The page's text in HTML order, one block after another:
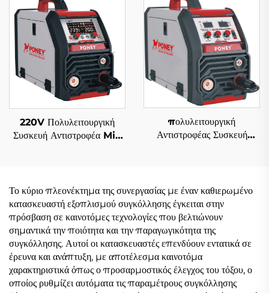
συνεργικό σύστημα
LCD, συγκερασμένο
μηχάνημα συγκόλλησης
220V Πολυλειτουργική
Συσκευή Αντιστροφέα Mig
Σύστημα Συγκόλλησης
πολυλειτουργική
Αντιστροφέας Συσκευή
Συγκόλλησης MIG
Το κύριο πλεονέκτημα της συνεργασίας με έναν καθιερωμένο
κατασκευαστή εξοπλισμού συγκόλλησης έγκειται στην
πρόσβαση σε καινοτόμες τεχνολογίες που βελτιώνουν
σημαντικά την ποιότητα και την παραγωγικότητα της
συγκόλλησης. Αυτοί οι κατασκευαστές επενδύουν εντατικά σε
έρευνα και ανάπτυξη, με αποτέλεσμα καινοτόμα
χαρακτηριστικά όπως ο προσαρμοστικός έλεγχος του τόξου, ο
οποίος ρυθμίζει αυτόματα τις παραμέτρους συγκόλλησης